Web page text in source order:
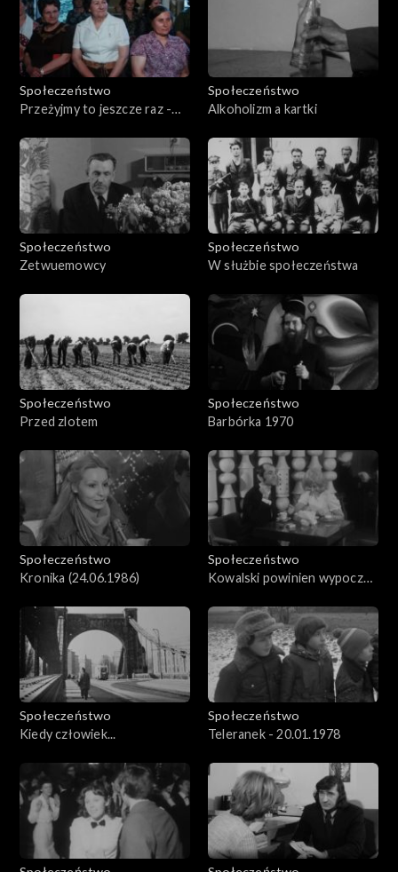
Społeczeństwo
Przeżyjmy to jeszcze raz -
Robotniczej
Społeczeństwo
Alkoholizm a kartki
Społeczeństwo
Zetwuemowcy
Społeczeństwo
W służbie społeczeństwa
Społeczeństwo
Przed zlotem
Społeczeństwo
Barbórka 1970
Społeczeństwo
Kronika (24.06.1986)
Społeczeństwo
Kowalski powinien wypocząć
Społeczeństwo
Kiedy człowiek...
Społeczeństwo
Teleranek - 20.01.1978